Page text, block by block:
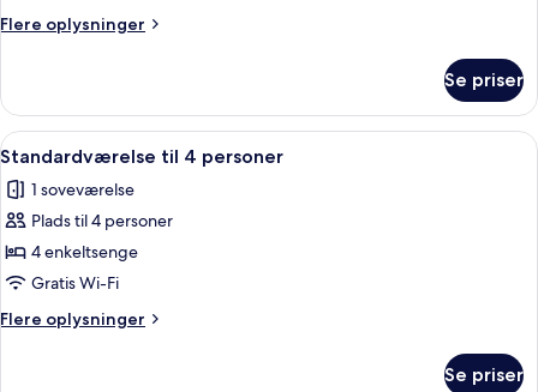
enkeltsenge
Flere oplysninger
Flere
med
dobbeltseng
eller
enkeltsenge
Se priser
Indlæs
alle
billeder
af
Standardværelse
til
4
personer
Et hotelværelse med et skrivebord,
4
Standardværelse til 4 personer
1 soveværelse
Plads til 4 personer
4 enkeltsenge
Gratis Wi-Fi
Flere oplysninger
Flere
Se priser